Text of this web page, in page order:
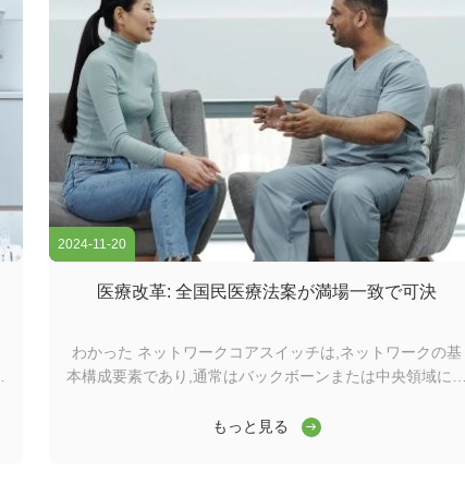
迅速で完全な管理スイッチであることが重要です. ...
2024-11-20
医療改革: 全国民医療法案が満場一致で可決
わかった ネットワークコアスイッチは,ネットワークの基
本構成要素であり,通常はバックボーンまたは中央領域に位
な運用を確保する上で重要な役割を果たしますワイダーコ
もっと見る